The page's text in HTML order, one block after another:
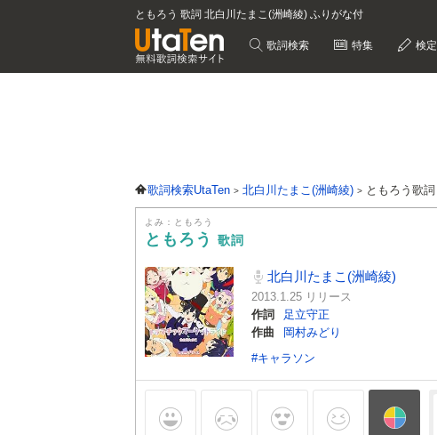
ともろう 歌詞 北白川たまこ(洲崎綾) ふりがな付
歌詞検索 特集 検定
歌詞検索UtaTen 北白川たまこ(洲崎綾) ともろう歌詞
よみ：ともろう
ともろう 歌詞
北白川たまこ(洲崎綾)
2013.1.25 リリース
作詞
足立守正
作曲
岡村みどり
#キャラソン